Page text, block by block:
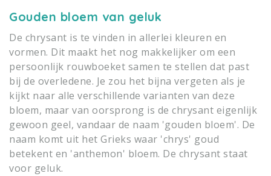
Gouden bloem van geluk
De chrysant is te vinden in allerlei kleuren en
vormen. Dit maakt het nog makkelijker om een
persoonlijk rouwboeket samen te stellen dat past
bij de overledene. Je zou het bijna vergeten als je
kijkt naar alle verschillende varianten van deze
bloem, maar van oorsprong is de chrysant eigenlijk
gewoon geel, vandaar de naam 'gouden bloem'. De
naam komt uit het Grieks waar 'chrys' goud
betekent en 'anthemon' bloem. De chrysant staat
voor geluk.